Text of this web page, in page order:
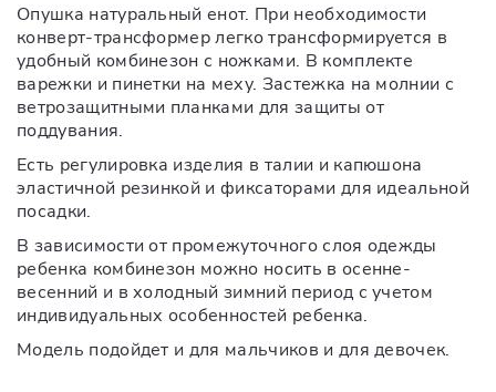
Опушка натуральный енот. При необходимости
конверт-трансформер легко трансформируется в
удобный комбинезон с ножками. В комплекте
варежки и пинетки на меху. Застежка на молнии с
ветрозащитными планками для защиты от
поддувания.
Есть регулировка изделия в талии и капюшона
эластичной резинкой и фиксаторами для идеальной
посадки.
В зависимости от промежуточного слоя одежды
ребенка комбинезон можно носить в осенне-
весенний и в холодный зимний период с учетом
индивидуальных особенностей ребенка.
Модель подойдет и для мальчиков и для девочек.